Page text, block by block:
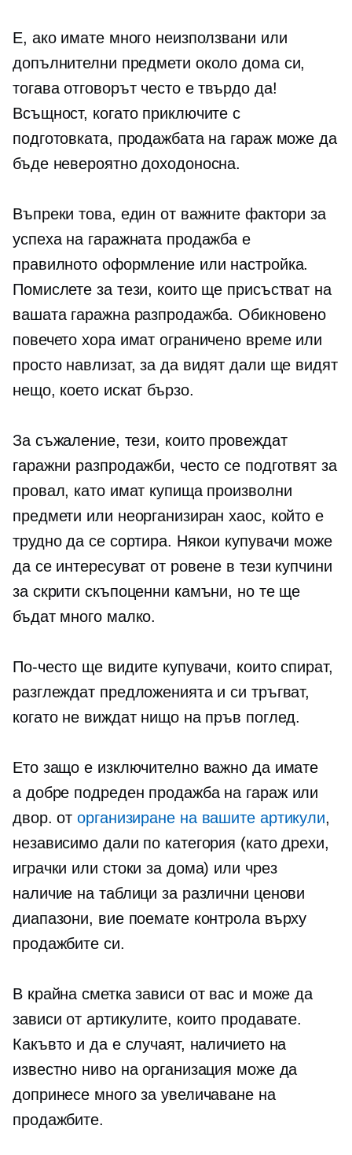
Е, ако имате много неизползвани или
допълнителни предмети около дома си,
тогава отговорът често е твърдо да!
Всъщност, когато приключите с
подготовката, продажбата на гараж може да
бъде невероятно доходоносна.
Въпреки това, един от важните фактори за
успеха на гаражната продажба е
правилното оформление или настройка.
Помислете за тези, които ще присъстват на
вашата гаражна разпродажба. Обикновено
повечето хора имат ограничено време или
просто навлизат, за да видят дали ще видят
нещо, което искат бързо.
За съжаление, тези, които провеждат
гаражни разпродажби, често се подготвят за
провал, като имат купища произволни
предмети или неорганизиран хаос, който е
трудно да се сортира. Някои купувачи може
да се интересуват от ровене в тези купчини
за скрити скъпоценни камъни, но те ще
бъдат много малко.
По-често ще видите купувачи, които спират,
разглеждат предложенията и си тръгват,
когато не виждат нищо на пръв поглед.
Ето защо е изключително важно да имате
a добре подреден продажба на гараж или
двор. оторганизиране на вашите артикули,
независимо дали по категория (като дрехи,
играчки или стоки за дома) или чрез
наличие на таблици за различни ценови
диапазони, вие поемате контрола върху
продажбите си.
В крайна сметка зависи от вас и може да
зависи от артикулите, които продавате.
Какъвто и да е случаят, наличието на
известно ниво на организация може да
допринесе много за увеличаване на
продажбите.